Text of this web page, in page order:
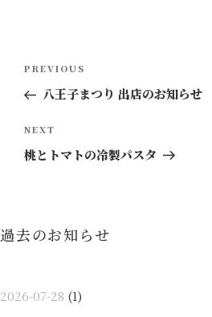
ナ
ビ
ゲ
ン
Previous
Post
PREVIOUS
八王子まつり 出店のお知らせ
Next
Post
NEXT
桃とトマトの冷製パスタ
過去のお知らせ
2026-07-28 (1)